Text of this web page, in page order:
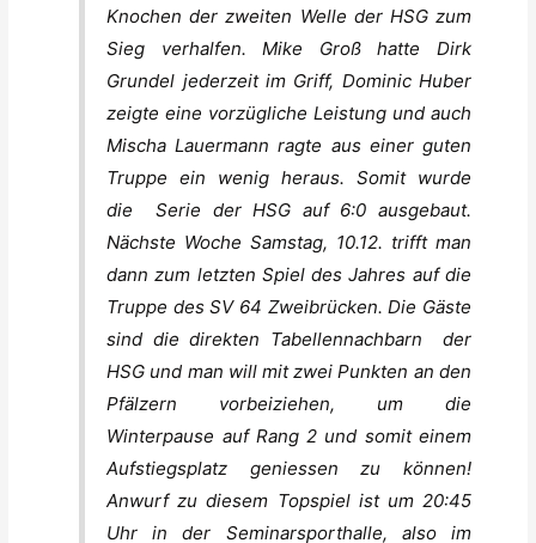
Knochen der zweiten Welle der HSG zum
Sieg verhalfen. Mike Groß hatte Dirk
Grundel jederzeit im Griff, Dominic Huber
zeigte eine vorzügliche Leistung und auch
Mischa Lauermann ragte aus einer guten
Truppe ein wenig heraus. Somit wurde
die Serie der HSG auf 6:0 ausgebaut.
Nächste Woche Samstag, 10.12. trifft man
dann zum letzten Spiel des Jahres auf die
Truppe des SV 64 Zweibrücken. Die Gäste
sind die direkten Tabellennachbarn der
HSG und man will mit zwei Punkten an den
Pfälzern vorbeiziehen, um die
Winterpause auf Rang 2 und somit einem
Aufstiegsplatz geniessen zu können!
Anwurf zu diesem Topspiel ist um 20:45
Uhr in der Seminarsporthalle, also im